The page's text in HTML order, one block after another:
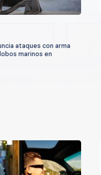
ataques con arma
marinos en